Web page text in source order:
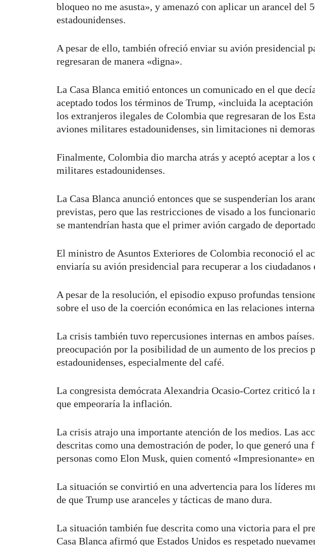
bloqueo no me asusta», y amenazó con aplicar un arancel del
estadounidenses.
A pesar de ello, también ofreció enviar su avión presidencial
regresaran de manera «digna».
La Casa Blanca emitió entonces un comunicado en el que
aceptado todos los términos de Trump, «incluida la
los extranjeros ilegales de Colombia que regresaran de los
aviones militares estadounidenses, sin limitaciones ni
Finalmente, Colombia dio marcha atrás y aceptó aceptar a los
militares estadounidenses.
La Casa Blanca anunció entonces que se suspenderían los
previstas, pero que las restricciones de visado a los
se mantendrían hasta que el primer avión cargado de
El ministro de Asuntos Exteriores de Colombia reconoció el
enviaría su avión presidencial para recuperar a los ciudadanos
A pesar de la resolución, el episodio expuso profundas
sobre el uso de la coerción económica en las relaciones
La crisis también tuvo repercusiones internas en ambos
preocupación por la posibilidad de un aumento de los precios
estadounidenses, especialmente del café.
La congresista demócrata Alexandria Ocasio-Cortez criticó la
que empeoraría la inflación.
La crisis atrajo una importante atención de los medios. Las
descritas como una demostración de poder, lo que generó una
personas como Elon Musk, quien comentó «Impresionante»
La situación se convirtió en una advertencia para los líderes
de que Trump use aranceles y tácticas de mano dura.
La situación también fue descrita como una victoria para el
Casa Blanca afirmó que Estados Unidos es respetado